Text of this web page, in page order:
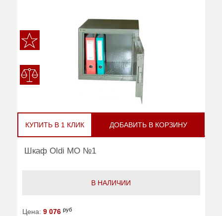
КУПИТЬ В 1 КЛИК ДОБАВИТЬ В КОРЗИНУ
Шкаф Oldi МО №1
В НАЛИЧИИ
Цена: 9 076 руб